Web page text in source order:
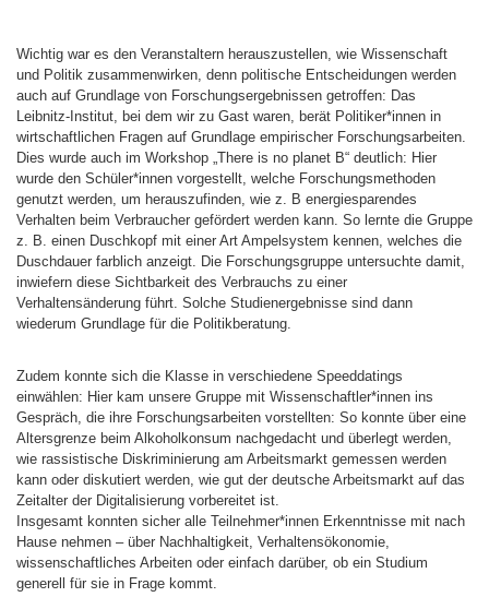
Wichtig war es den Veranstaltern herauszustellen, wie Wissenschaft
und Politik zusammenwirken, denn politische Entscheidungen werden
auch auf Grundlage von Forschungsergebnissen getroffen: Das
Leibnitz-Institut, bei dem wir zu Gast waren, berät Politiker*innen in
wirtschaftlichen Fragen auf Grundlage empirischer Forschungsarbeiten.
Dies wurde auch im Workshop „There is no planet B“ deutlich: Hier
wurde den Schüler*innen vorgestellt, welche Forschungsmethoden
genutzt werden, um herauszufinden, wie z. B energiesparendes
Verhalten beim Verbraucher gefördert werden kann. So lernte die Gruppe
z. B. einen Duschkopf mit einer Art Ampelsystem kennen, welches die
Duschdauer farblich anzeigt. Die Forschungsgruppe untersuchte damit,
inwiefern diese Sichtbarkeit des Verbrauchs zu einer
Verhaltensänderung führt. Solche Studienergebnisse sind dann
wiederum Grundlage für die Politikberatung.
Zudem konnte sich die Klasse in verschiedene Speeddatings
einwählen: Hier kam unsere Gruppe mit Wissenschaftler*innen ins
Gespräch, die ihre Forschungsarbeiten vorstellten: So konnte über eine
Altersgrenze beim Alkoholkonsum nachgedacht und überlegt werden,
wie rassistische Diskriminierung am Arbeitsmarkt gemessen werden
kann oder diskutiert werden, wie gut der deutsche Arbeitsmarkt auf das
Zeitalter der Digitalisierung vorbereitet ist.
Insgesamt konnten sicher alle Teilnehmer*innen Erkenntnisse mit nach
Hause nehmen – über Nachhaltigkeit, Verhaltensökonomie,
wissenschaftliches Arbeiten oder einfach darüber, ob ein Studium
generell für sie in Frage kommt.